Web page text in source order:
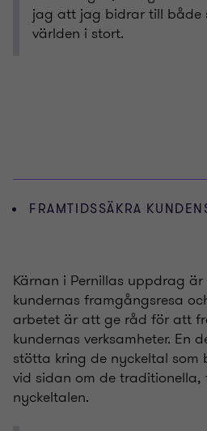
jag att jag bidrar till både
världen i stort.
FRAMTIDSSÄKRA
Kärnan i Pernillas uppdrag
kundernas framgångsresa
arbetet är att ge råd för att
kundernas verksamheter. En
stötta kring de nyckeltal
vid sidan om de traditionella,
nyckeltalen.